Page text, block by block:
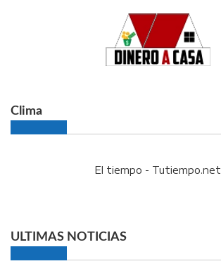
Clima
El tiempo - Tutiempo.net
ULTIMAS NOTICIAS